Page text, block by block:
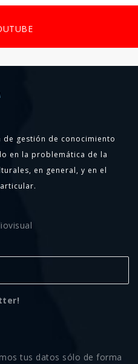
de gestión de conocimiento
en la problemática de la
en general, y en el
tus datos sólo de forma